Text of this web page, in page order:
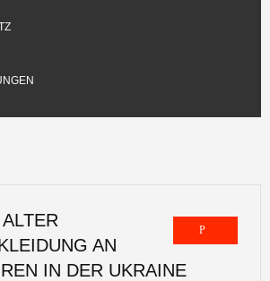
AN
IN DER UKRAINE